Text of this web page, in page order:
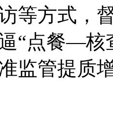
等方式，
“点餐—
监管提质